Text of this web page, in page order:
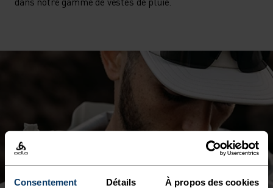
Consentement Détails À propos des cookies